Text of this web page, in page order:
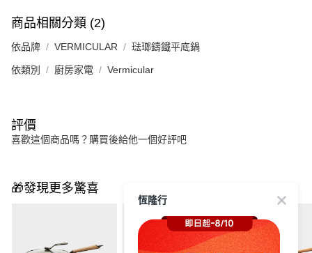
商品相關分類 (2)
依品牌 VERMICULAR 琺瑯鑄鐵平底鍋
依類別 廚房家電 Vermicular
評價
喜歡這個商品嗎？購買後給他一個好評吧
🎁發現更多驚喜
恆隆行